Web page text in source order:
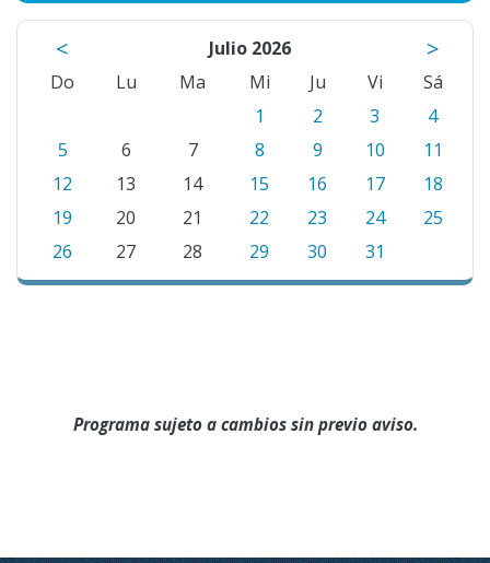
< Julio 2026 >
Do Lu Ma Mi Ju Vi
Sá
1
2 3
4
5
6 7 8 9 10
11
12
13 14 15 16 17
18
19
20 21 22 23 24
25
26
27 28 29 30 31
Programa sujeto a cambios sin previo aviso.